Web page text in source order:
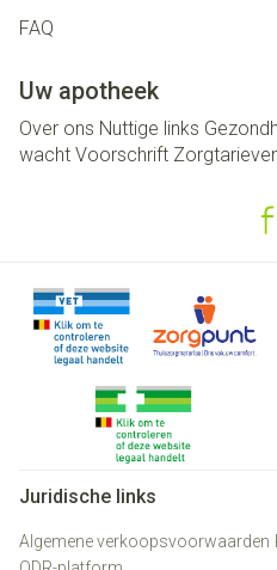
FAQ
Uw apotheek
Over ons Nuttige links
wacht Voorschrift
Juridische links
Algemene verkoopsvoorwaarden